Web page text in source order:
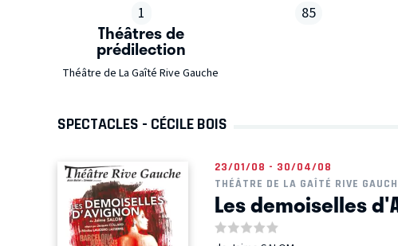
1 85
Théâtres de
prédilection
Théâtre de La Gaîté Rive Gauche
SPECTACLES - CÉCILE BOIS
23/01/08 - 30/04/08
THÉÂTRE DE LA GAÎTÉ RIVE
Les demoiselles